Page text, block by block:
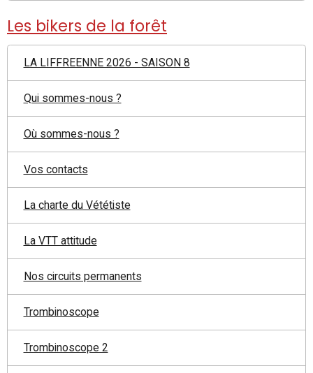
Les bikers de la forêt
LA LIFFREENNE 2026 - SAISON 8
Qui sommes-nous ?
Où sommes-nous ?
Vos contacts
La charte du Vététiste
La VTT attitude
Nos circuits permanents
Trombinoscope
Trombinoscope 2